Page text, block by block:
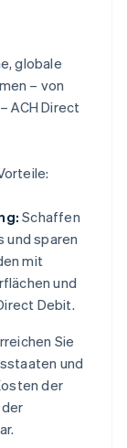
globale
– von
ACH Direct
Schaffen
und sparen
mit
und
Debit.
Sie
und
der